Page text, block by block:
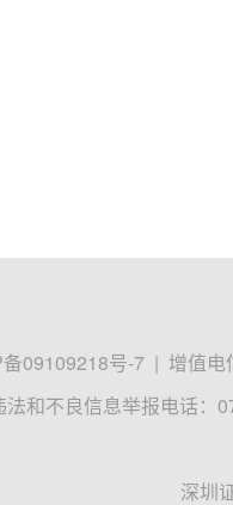
09109218号-7 | 增值电
法和不良信息举报电话：
深圳